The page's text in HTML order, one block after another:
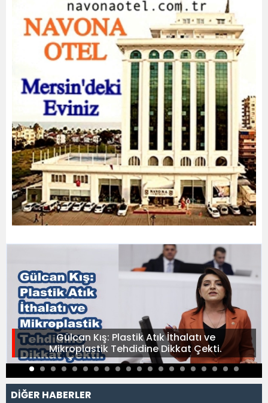
Gülcan Kış: Plastik Atık İthalatı ve
Mikroplastik Tehdidine Dikkat Çekti.
DİĞER HABERLER